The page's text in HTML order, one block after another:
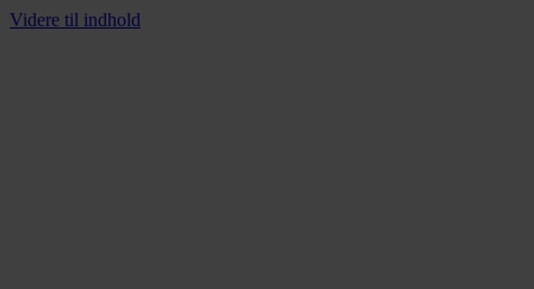
Videre til indhold